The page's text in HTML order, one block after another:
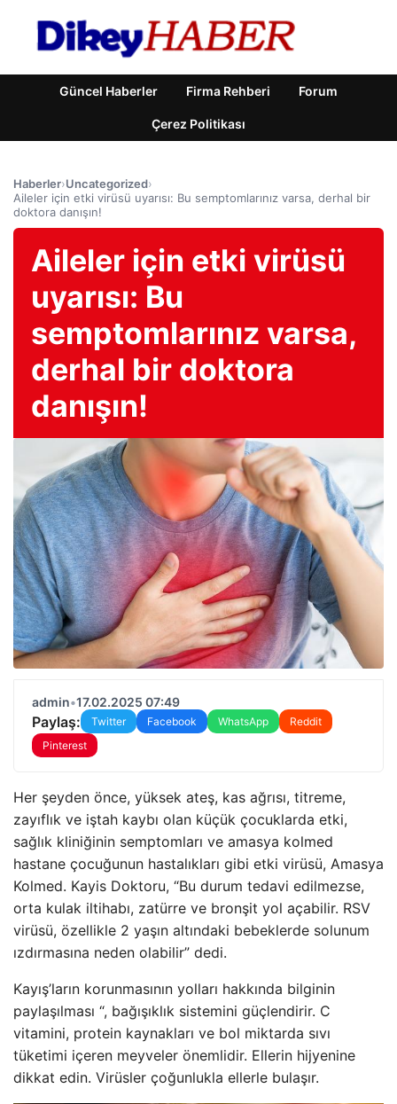
Güncel Haberler Firma Rehberi Forum
Çerez Politikası
Haberler›Uncategorized›
Aileler için etki virüsü uyarısı: Bu semptomlarınız varsa, derhal bir
doktora danışın!
Aileler için etki virüsü
uyarısı: Bu
semptomlarınız varsa,
derhal bir doktora
danışın!
admin•17.02.2025 07:49
Paylaş: Twitter Facebook WhatsApp
Reddit
Pinterest
Her şeyden önce, yüksek ateş, kas ağrısı, titreme,
zayıflık ve iştah kaybı olan küçük çocuklarda etki,
sağlık kliniğinin semptomları ve amasya kolmed
hastane çocuğunun hastalıkları gibi etki virüsü, Amasya
Kolmed. Kayis Doktoru, “Bu durum tedavi edilmezse,
orta kulak iltihabı, zatürre ve bronşit yol açabilir. RSV
virüsü, özellikle 2 yaşın altındaki bebeklerde solunum
ızdırmasına neden olabilir” dedi.
Kayış’ların korunmasının yolları hakkında bilginin
paylaşılması “, bağışıklık sistemini güçlendirir. C
vitamini, protein kaynakları ve bol miktarda sıvı
tüketimi içeren meyveler önemlidir. Ellerin hijyenine
dikkat edin. Virüsler çoğunlukla ellerle bulaşır.